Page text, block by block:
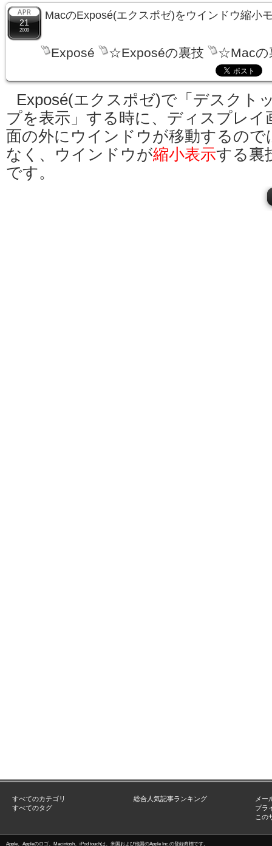
21
2009
MacのExposé(エクスポゼ)をウインドウ縮小
Exposé ☆Exposéの裏技 ☆Macの
Exposé(エクスポゼ)で「デスクト
プを表示」する時に、ディスプレイ
面の外にウインドウが移動するので
なく、ウインドウが縮小表示する裏
です。
すべてのカテゴリ
すべてのタグ
総合人気記事ランキング
メー
プラ
この
Apple、Appleのロゴ、Macintosh、iPod touchは、米国および他国のApple Inc.の登録商標です。